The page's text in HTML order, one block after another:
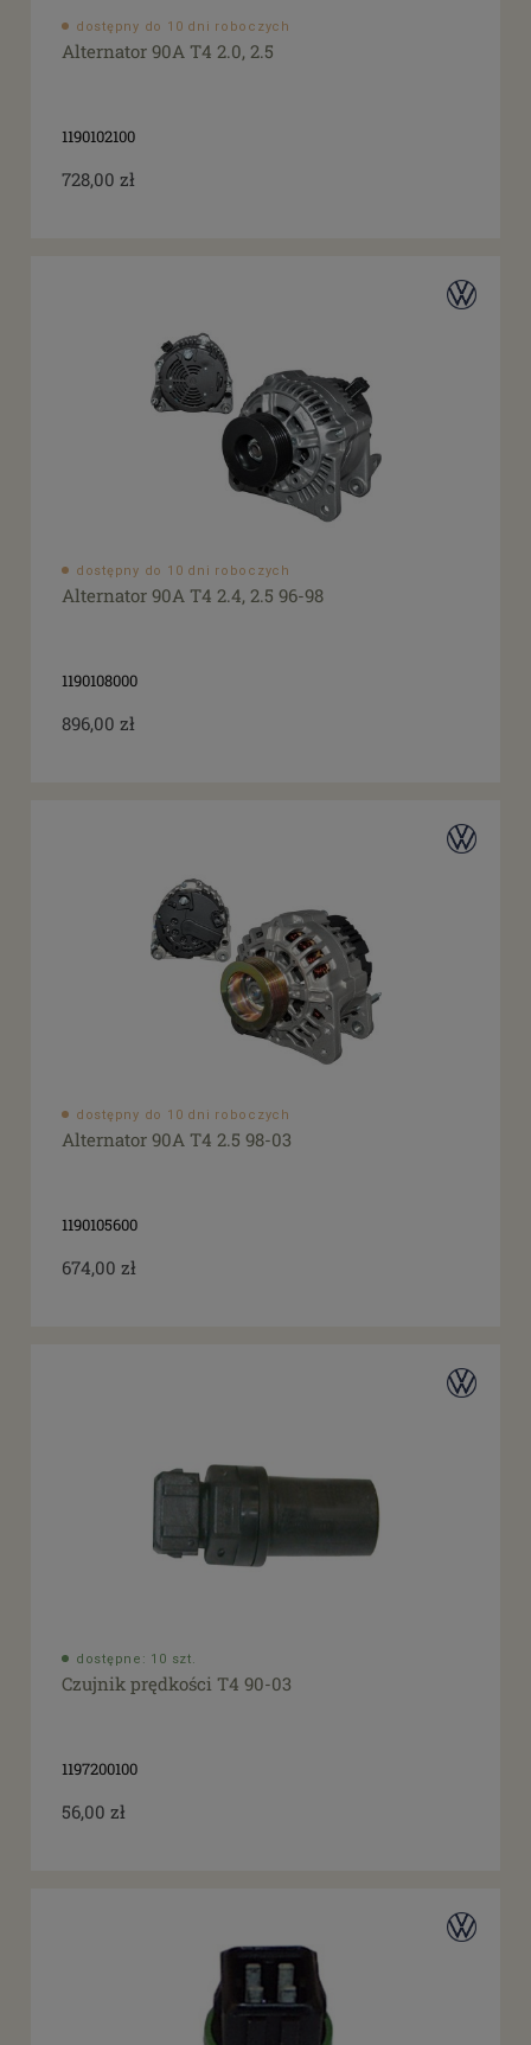
dostępny do 10 dni roboczych
Alternator 90A T4 2.0, 2.5
1190102100
728,00 zł
dostępny do 10 dni roboczych
Alternator 90A T4 2.4, 2.5 96-98
1190108000
896,00 zł
dostępny do 10 dni roboczych
Alternator 90A T4 2.5 98-03
1190105600
674,00 zł
dostępne: 10 szt.
Czujnik prędkości T4 90-03
1197200100
56,00 zł